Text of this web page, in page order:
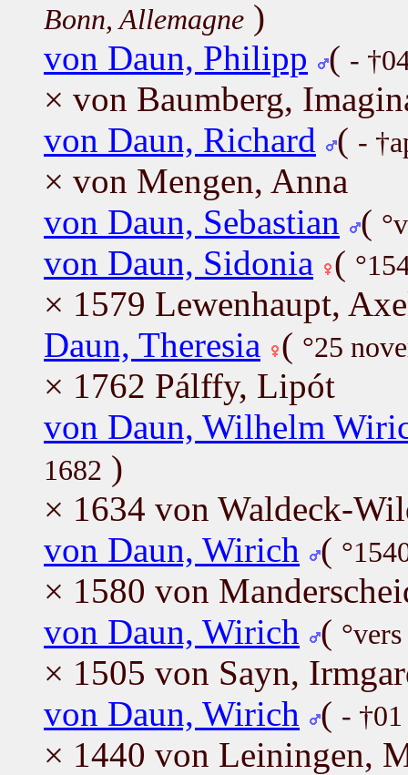
Bonn, Allemagne )
von Daun, Philipp
( -
× von Baumberg,
von Daun, Richard
( -
× von Mengen, Anna
von Daun, Sebastian
(
von Daun, Sidonia (
× 1579 Lewenhaupt,
Daun, Theresia ( °25
× 1762 Pálffy, Lipót
von Daun, Wilhelm
1682 )
× 1634 von Waldeck-
von Daun, Wirich
(
× 1580 von
von Daun, Wirich
(
× 1505 von Sayn,
von Daun, Wirich
( -
× 1440 von Leiningen,